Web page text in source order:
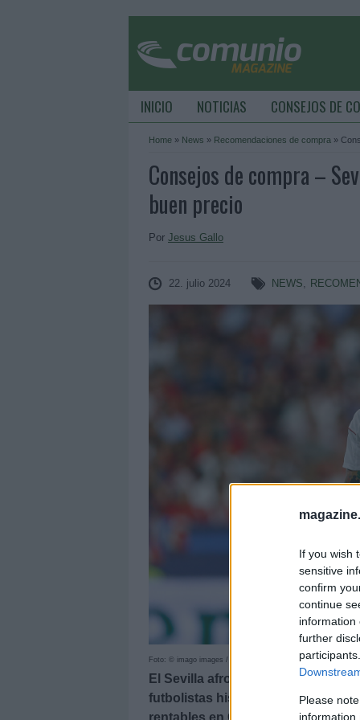
If you wish
sensitive
confirm
continue
information
further
Please
information
INICIO NOTICIAS CONSEJOS DE
Home » News » Recomendaciones de compra »
Consejos de compra –
buen precio
Por Jesus Gallo
22. julio 2024 NEWS,
Foto: © imago images / Pressinphoto
El Sevilla afronta una nueva era
futbolistas hispalenses pueden